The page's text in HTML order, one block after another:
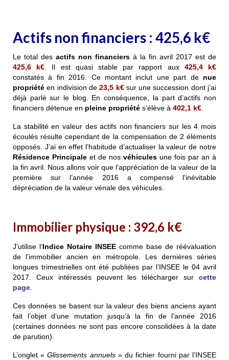
Actifs non financiers : 425,6 k€
Le total des actifs non financiers à la fin avril 2017 est de
425,6 k€ . Il est quasi stable par rapport aux425,4 k€
constatés à fin 2016. Ce montant inclut une part de nue
propriété en indivision de23,5 k€ sur une succession dont j’ai
déjà parlé sur le blog. En conséquence, la part d’actifs non
financiers détenue en pleine propriété s’élève à 402,1 k€
La stabilité en valeur des actifs non financiers sur les 4 mois
écoulés résulte cependant de la compensation de 2 éléments
opposés. J’ai en effet l’habitude d’actualiser la valeur de notre
Résidence Principale et de nos véhicules une fois par an à
la fin avril. Nous allons voir que l’appréciation de la valeur de la
première sur l’année 2016 a compensé l’inévitable
dépréciation de la valeur vénale des véhicules.
Immobilier physique : 392,6 k€
J’utilise l’Indice Notaire INSEE comme base de réévaluation
de l’immobilier ancien en métropole. Les dernières séries
longues trimestrielles ont été publiées par l’INSEE le 04 avril
2017. Ceux intéressés peuvent les télécharger sur cette
page
Ces données se basent sur la valeur des biens anciens ayant
fait l’objet d’une mutation jusqu’à la fin de l’année 2016
(certaines données ne sont pas encore consolidées à la date
de parution).
L’onglet «Glissements annuels» du fichier fourni par l’INSEE